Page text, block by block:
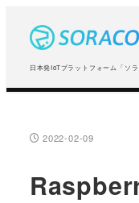
コ
日本発IoTプラットフォーム「ソ
投稿日
2022-02-09